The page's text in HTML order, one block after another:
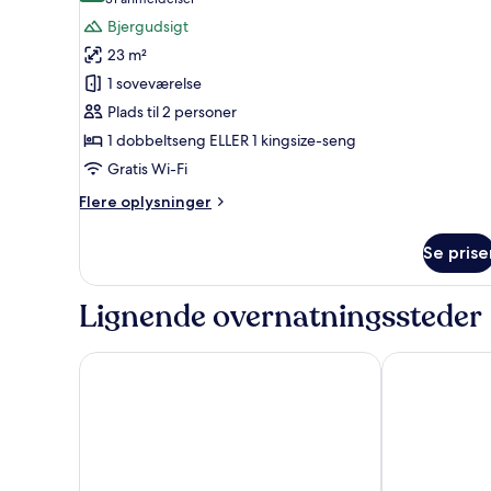
af
Classic-
værelse
anmeldelser)
Bjergudsigt
23 m²
1 soveværelse
Plads til 2 personer
1 dobbeltseng ELLER 1 kingsize-seng
Gratis Wi-Fi
Flere oplysninger
Flere
værelse
Se
Lignende overnatningssteder
AC Hotel by Marriott Innsbruck Motel One